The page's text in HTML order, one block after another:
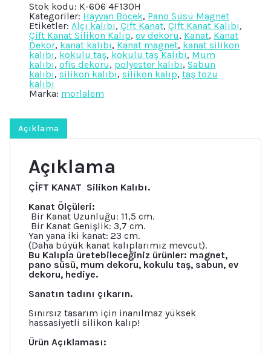
Pano
Süsü
Magnet
Silikon
Kalıp
K-
606,
Polyester
Taş
Tozu
Kalıbı
adet
Stok kodu: K-606 4F130H
Kategoriler: Hayvan Böcek, Pano Süsü Magnet
Etiketler: Alçı kalıbı, Çift Kanat, Çift Kanat Kalıbı,
Çift Kanat Silikon Kalıp, ev dekoru, Kanat, Kanat
Dekor, kanat kalıbı, Kanat magnet, kanat silikon
kalıbı, kokulu taş, kokulu taş Kalıbı, Mum
kalıbı, ofis dekoru, polyester kalıbı, Sabun
kalıbı, silikon kalıbı, silikon kalıp, taş tozu
kalıbı
Marka: morlalem
Açıklama
Açıklama
ÇİFT KANAT Silikon Kalıbı.
Kanat Ölçüleri:
Bir Kanat Uzunluğu: 11,5 cm.
Bir Kanat Genişlik: 3,7 cm.
Yan yana iki kanat: 23 cm.
(Daha büyük kanat kalıplarımız mevcut).
Bu Kalıpla üretebileceğiniz ürünler: magnet,
pano süsü, mum dekoru, kokulu taş, sabun, ev
dekoru, hediye.
Sanatın tadını çıkarın.
Sınırsız tasarım için inanılmaz yüksek
hassasiyetli silikon kalıp!
Ürün Açıklaması: